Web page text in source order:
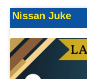
Kontakt
AGB,
Impressum
Nissan Juke